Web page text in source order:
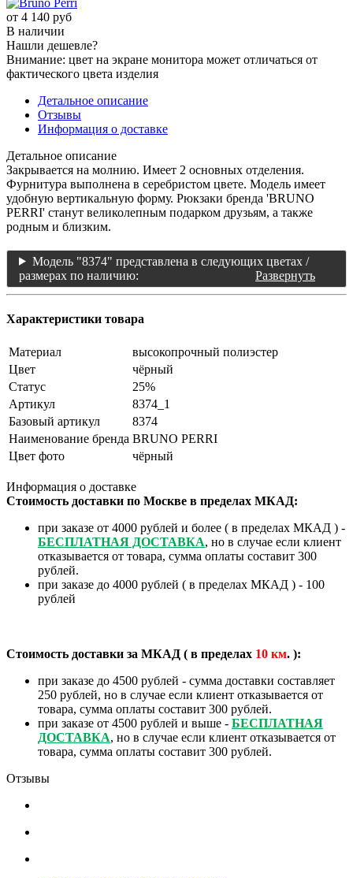
от 4 140 руб
В наличии
Нашли дешевле?
Внимание: цвет на экране монитора может отличаться от
фактического цвета изделия
Детальное описание
Отзывы
Информация о доставке
Детальное описание
Закрывается на молнию. Имеет 2 основных отделения.
Фурнитура выполнена в серебристом цвете. Модель имеет
удобную вертикальную форму. Рюкзаки бренда 'BRUNO
PERRI' станут великолепным подарком друзьям, а также
родным и близким.
Модель "8374" представлена в следующих цветах /
размерах по наличию:
Развернуть
Характеристики товара
Материал
высокопрочный полиэстер
Цвет
чёрный
Статус
25%
Артикул
8374_1
Базовый артикул
8374
Наименование бренда BRUNO PERRI
Цвет фото
чёрный
Информация о доставке
Стоимость доставки по Москве в пределах МКАД:
при заказе от 4000 рублей и более ( в пределах МКАД ) -
БЕСПЛАТНАЯ ДОСТАВКА, но в случае если клиент
отказывается от товара, сумма оплаты составит 300
рублей.
при заказе до 4000 рублей ( в пределах МКАД ) - 100
рублей
Стоимость доставки за МКАД ( в пределах 10 км. ):
при заказе до 4500 рублей - сумма доставки составляет
250 рублей, но в случае если клиент отказывается от
товара, сумма оплаты составит 300 рублей.
при заказе от 4500 рублей и выше - БЕСПЛАТНАЯ
ДОСТАВКА, но в случае если клиент отказывается от
товара, сумма оплаты составит 300 рублей.
Отзывы